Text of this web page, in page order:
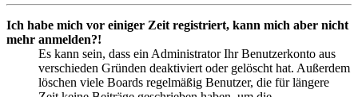
Ich habe mich vor einiger Zeit registriert, kann mich aber nicht
mehr anmelden?!
Es kann sein, dass ein Administrator Ihr Benutzerkonto aus
verschieden Gründen deaktiviert oder gelöscht hat. Außerdem
löschen viele Boards regelmäßig Benutzer, die für längere